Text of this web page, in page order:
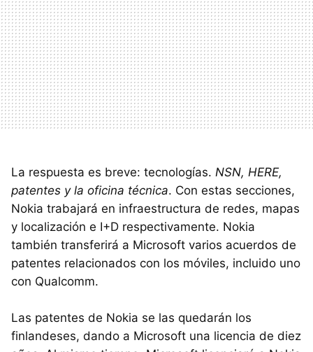
La respuesta es breve: tecnologías. NSN, HERE,
patentes y la oficina técnica. Con estas secciones,
Nokia trabajará en infraestructura de redes, mapas
y localización e I+D respectivamente. Nokia
también transferirá a Microsoft varios acuerdos de
patentes relacionados con los móviles, incluido uno
con Qualcomm.
Las patentes de Nokia se las quedarán los
finlandeses, dando a Microsoft una licencia de diez